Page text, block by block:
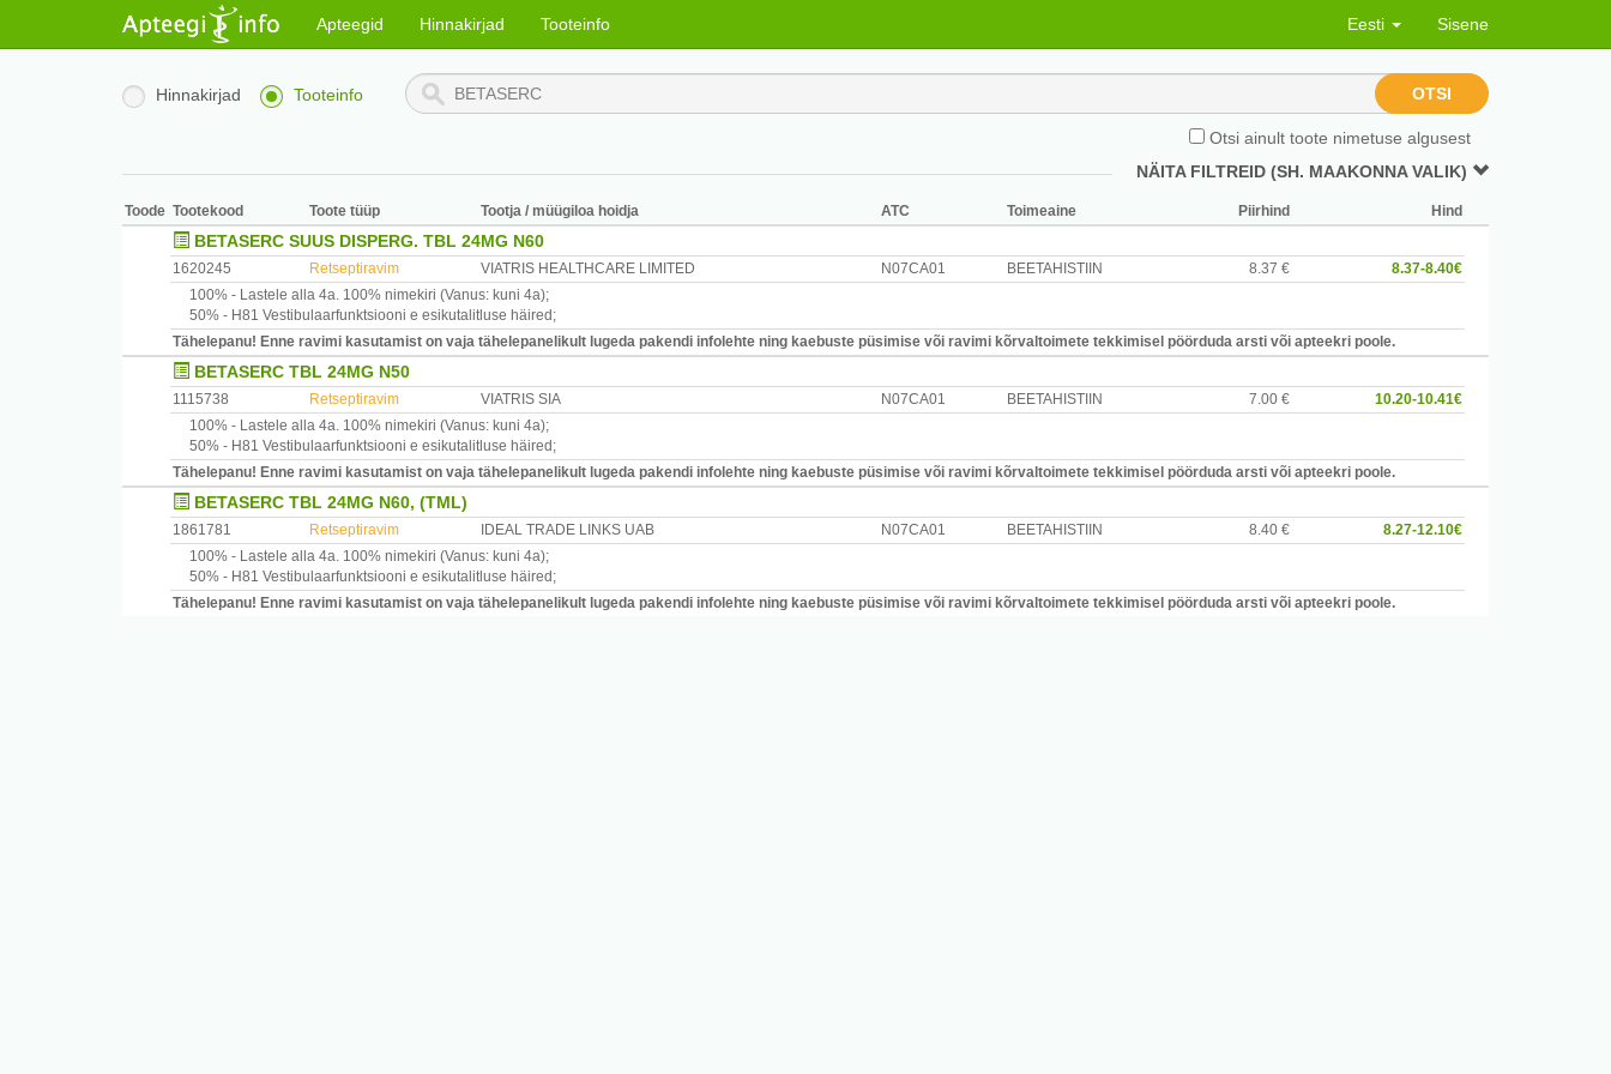
Apteegid Hinnakirjad Tooteinfo Eesti Sisene
Hinnakirjad Tooteinfo OTSI
Otsi ainult toote nimetuse algusest
NÄITA FILTREID (SH. MAAKONNA VALIK)
Toode Tootekood Toote tüüp Tootja / müügiloa hoidja ATC Toimeaine Piirhind Hind
BETASERC SUUS DISPERG. TBL 24MG N60
1620245 Retseptiravim VIATRIS HEALTHCARE LIMITED N07CA01 BEETAHISTIIN 8.37 €
8.37-8.40€
100% - Lastele alla 4a. 100% nimekiri (Vanus: kuni 4a);
50% - H81 Vestibulaarfunktsiooni e esikutalitluse häired ;
Tähelepanu! Enne ravimi kasutamist on vaja tähelepanelikult lugeda pakendi infolehte ning kaebuste püsimise või ravimi kõrvaltoimete tekkimisel pöörduda arsti või apteekri poole.
BETASERC TBL 24MG N50
1115738 Retseptiravim VIATRIS SIA N07CA01 BEETAHISTIIN 7.00 €
10.20-10.41€
100% - Lastele alla 4a. 100% nimekiri (Vanus: kuni 4a);
50% - H81 Vestibulaarfunktsiooni e esikutalitluse häired ;
Tähelepanu! Enne ravimi kasutamist on vaja tähelepanelikult lugeda pakendi infolehte ning kaebuste püsimise või ravimi kõrvaltoimete tekkimisel pöörduda arsti või apteekri poole.
BETASERC TBL 24MG N60, (TML)
1861781 Retseptiravim IDEAL TRADE LINKS UAB N07CA01 BEETAHISTIIN 8.40 €
8.27-12.10€
100% - Lastele alla 4a. 100% nimekiri (Vanus: kuni 4a);
50% - H81 Vestibulaarfunktsiooni e esikutalitluse häired ;
Tähelepanu! Enne ravimi kasutamist on vaja tähelepanelikult lugeda pakendi infolehte ning kaebuste püsimise või ravimi kõrvaltoimete tekkimisel pöörduda arsti või apteekri poole.